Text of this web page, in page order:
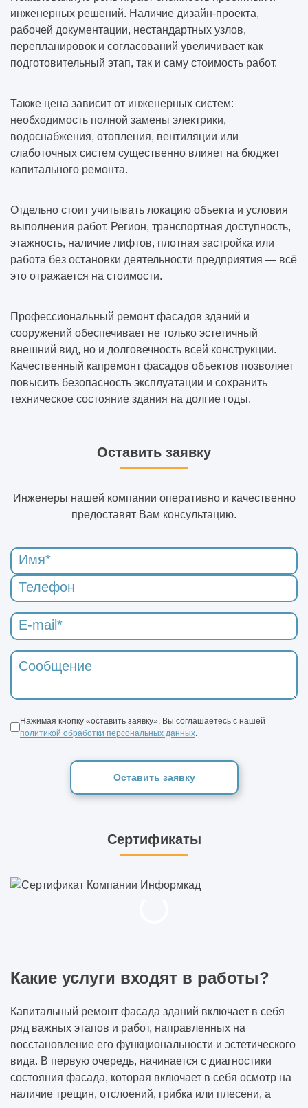
инженерных решений. Наличие дизайн-проекта,
рабочей документации, нестандартных узлов,
перепланировок и согласований увеличивает как
подготовительный этап, так и саму стоимость работ.
Также цена зависит от инженерных систем:
необходимость полной замены электрики,
водоснабжения, отопления, вентиляции или
слаботочных систем существенно влияет на бюджет
капитального ремонта.
Отдельно стоит учитывать локацию объекта и условия
выполнения работ. Регион, транспортная доступность,
этажность, наличие лифтов, плотная застройка или
работа без остановки деятельности предприятия — всё
это отражается на стоимости.
Профессиональный ремонт фасадов зданий и
сооружений обеспечивает не только эстетичный
внешний вид, но и долговечность всей конструкции.
Качественный капремонт фасадов объектов позволяет
повысить безопасность эксплуатации и сохранить
техническое состояние здания на долгие годы.
Оставить заявку
Инженеры нашей компании оперативно и качественно
предоставят Вам консультацию.
Нажимая кнопку «оставить заявку», Вы соглашаетесь с нашей
политикой обработки персональных данных
Оставить заявку
Сертификаты
Какие услуги входят в работы?
Капитальный ремонт фасада зданий включает в себя
ряд важных этапов и работ, направленных на
восстановление его функциональности и эстетического
вида. В первую очередь, начинается с диагностики
состояния фасада, которая включает в себя осмотр на
наличие трещин, отслоений, грибка или плесени, а